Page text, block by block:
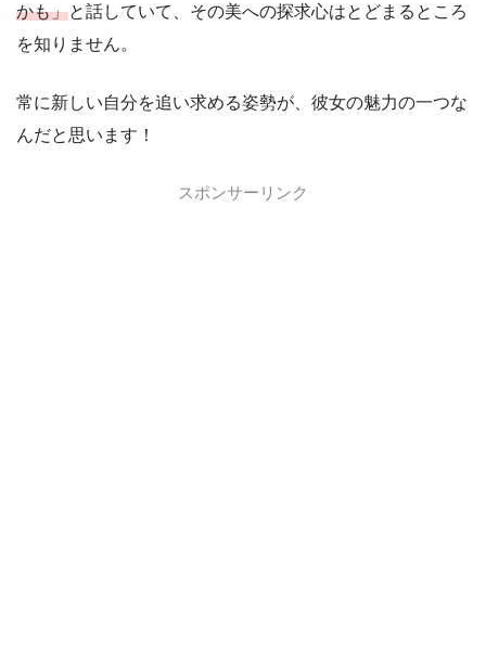
かも」と話していて、その美への探求心はとどまるところ
を知りません。
常に新しい自分を追い求める姿勢が、彼女の魅力の一つな
んだと思います！
スポンサーリンク